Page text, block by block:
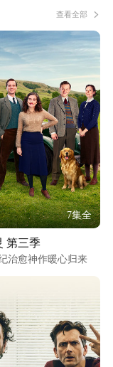
查看全部
7集全
第三季
治愈神作暖心归来